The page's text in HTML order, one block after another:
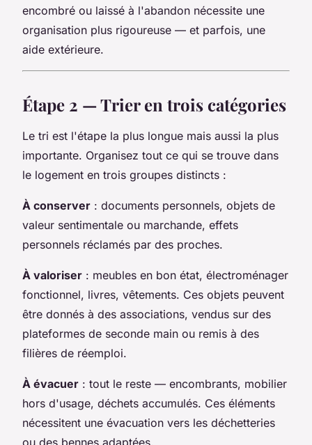
encombré ou laissé à l'abandon nécessite une
organisation plus rigoureuse — et parfois, une
aide extérieure.
Étape 2 — Trier en trois catégories
Le tri est l'étape la plus longue mais aussi la plus
importante. Organisez tout ce qui se trouve dans
le logement en trois groupes distincts :
À conserver : documents personnels, objets de
valeur sentimentale ou marchande, effets
personnels réclamés par des proches.
À valoriser : meubles en bon état, électroménager
fonctionnel, livres, vêtements. Ces objets peuvent
être donnés à des associations, vendus sur des
plateformes de seconde main ou remis à des
filières de réemploi.
À évacuer : tout le reste — encombrants, mobilier
hors d'usage, déchets accumulés. Ces éléments
nécessitent une évacuation vers les déchetteries
ou des bennes adaptées.